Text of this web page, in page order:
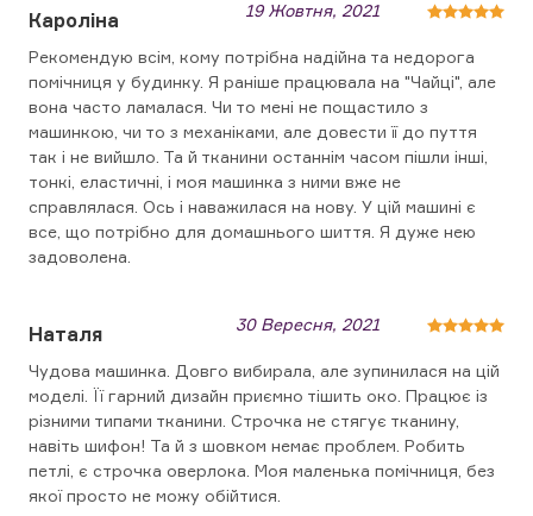
Кароліна 19 Жовтня, 2021
Рекомендую всім, кому потрібна надійна та недорога
помічниця у будинку. Я раніше працювала на "Чайці", але
вона часто ламалася. Чи то мені не пощастило з
машинкою, чи то з механіками, але довести її до пуття
так і не вийшло. Та й тканини останнім часом пішли інші,
тонкі, еластичні, і моя машинка з ними вже не
справлялася. Ось і наважилася на нову. У цій машині є
все, що потрібно для домашнього шиття. Я дуже нею
задоволена.
Наталя 30 Вересня, 2021
Чудова машинка. Довго вибирала, але зупинилася на цій
моделі. Її гарний дизайн приємно тішить око. Працює із
різними типами тканини. Строчка не стягує тканину,
навіть шифон! Та й з шовком немає проблем. Робить
петлі, є строчка оверлока. Моя маленька помічниця, без
якої просто не можу обійтися.